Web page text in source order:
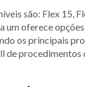
são: Flex 15,
um oferece
os principais
de procedimentos